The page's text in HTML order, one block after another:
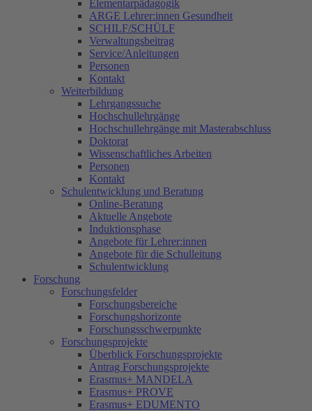
Elementarpädagogik
ARGE Lehrer:innen Gesundheit
SCHILF/SCHÜLF
Verwaltungsbeitrag
Service/Anleitungen
Personen
Kontakt
Weiterbildung
Lehrgangssuche
Hochschullehrgänge
Hochschullehrgänge mit Masterabschluss
Doktorat
Wissenschaftliches Arbeiten
Personen
Kontakt
Schulentwicklung und Beratung
Online-Beratung
Aktuelle Angebote
Induktionsphase
Angebote für Lehrer:innen
Angebote für die Schulleitung
Schulentwicklung
Forschung
Forschungsfelder
Forschungsbereiche
Forschungshorizonte
Forschungsschwerpunkte
Forschungsprojekte
Überblick Forschungsprojekte
Antrag Forschungsprojekte
Erasmus+ MANDELA
Erasmus+ PROVE
Erasmus+ EDUMENTO